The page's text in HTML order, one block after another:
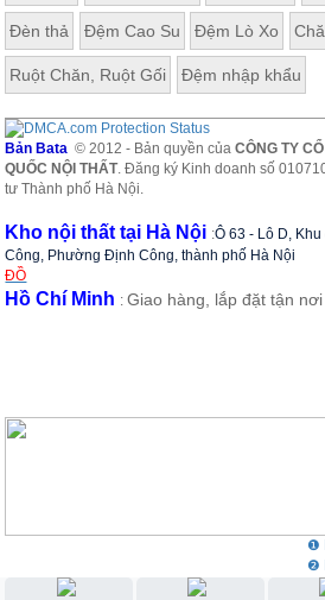
Đèn thả Đệm Cao Su Đệm Lò Xo
Ruột Chăn, Ruột Gối Đệm nhập khẩu
Bản Bata © 2012 - Bản quyền củaCÔNG TY
QUỐC NỘI THẤT. Đăng ký Kinh doanh số
tư Thành phố Hà Nội.
Kho nội thất tại Hà Nội :Ô 63 - Lô D,
Công, Phường Định Công, thành phố Hà Nội
ĐỒ
Hồ Chí Minh :Giao hàng, lắp đặt tận nơi
❶
❷
❸